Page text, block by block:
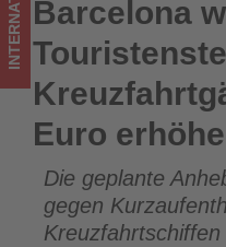
was
im
Tourismus
los
ist!
Barcelona will Touristensteuer
Euro erhöhen
Barcelona
Euro
Die geplante
gegen